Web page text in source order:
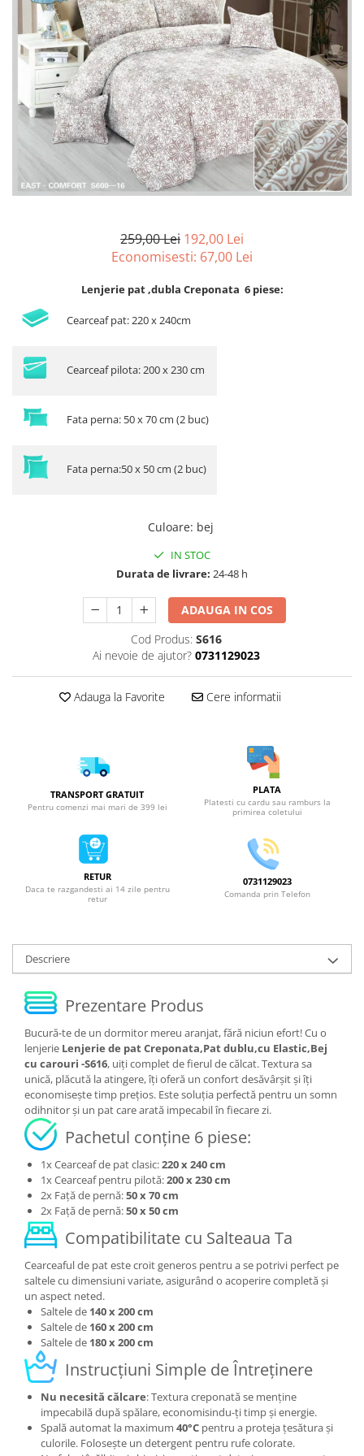
Lenjerii de pat Bumbac Poplin
Lenjerii de pat Catifea
Lenjerii de pat Damasc
Lenjerii de pat Finet + 2 Draperii
Lenjerii de pat Finet cu PLIURI
Lenjerii de pat finet Home
Lenjerii de pat Saten 4 piese cu
elastic
259,00 Lei 192,00 Lei
Economisesti: 67,00 Lei
Lenjerie pat ,dubla Creponata 6 piese:
Cearceaf pat: 220 x 240cm
Cearceaf pilota: 200 x 230 cm
Fata perna: 50 x 70 cm (2 buc)
Fata perna:50 x 50 cm (2 buc)
Culoare: bej
IN STOC
Durata de livrare: 24-48 h
ADAUGA IN COS
Cod Produs: S616
Ai nevoie de ajutor? 0731129023
Adauga la Favorite Cere informatii
TRANSPORT GRATUIT
Pentru comenzi mai mari de 399 lei
PLATA
Platesti cu cardu sau ramburs la
primirea coletului
RETUR
Daca te razgandesti ai 14 zile pentru
retur
0731129023
Comanda prin Telefon
Descriere
Prezentare Produs
Bucură-te de un dormitor mereu aranjat, fără niciun efort! Cu o
lenjerie Lenjerie de pat Creponata,Pat dublu,cu Elastic,Bej
cu carouri -S616, uiți complet de fierul de călcat. Textura sa
unică, plăcută la atingere, îți oferă un confort desăvârșit și îți
economisește timp prețios. Este soluția perfectă pentru un somn
odihnitor și un pat care arată impecabil în fiecare zi.
Pachetul conține 6 piese:
1x Cearceaf de pat clasic:220 x 240 cm
1x Cearceaf pentru pilotă:200 x 230 cm
2x Față de pernă:50 x 70 cm
2x Față de pernă:50 x 50 cm
Compatibilitate cu Salteaua Ta
Cearceaful de pat este croit generos pentru a se potrivi perfect pe
saltele cu dimensiuni variate, asigurând o acoperire completă și
un aspect neted.
Saltele de 140 x 200 cm
Saltele de 160 x 200 cm
Saltele de 180 x 200 cm
Instrucțiuni Simple de Întreținere
Nu necesită călcare: Textura creponată se menține
impecabilă după spălare, economisindu-ți timp și energie.
Spală automat la maximum 40°C pentru a proteja țesătura și
culorile. Folosește un detergent pentru rufe colorate.